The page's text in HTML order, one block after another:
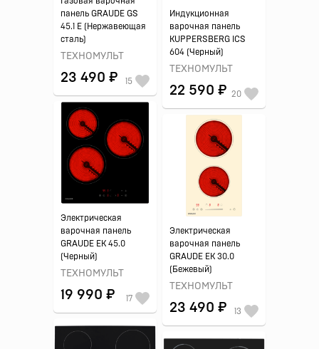
панель GRAUDE GS
45.1 E (Нержавеющая
сталь)
ТЕХНОМУЛЬТ
23 490 ₽ 15
Индукционная
варочная панель
KUPPERSBERG ICS
604 (Черный)
ТЕХНОМУЛЬТ
22 590 ₽ 20
Электрическая
варочная панель
GRAUDE EK 45.0
(Черный)
ТЕХНОМУЛЬТ
19 990 ₽ 17
Электрическая
варочная панель
GRAUDE EK 30.0
(Бежевый)
ТЕХНОМУЛЬТ
23 490 ₽ 13